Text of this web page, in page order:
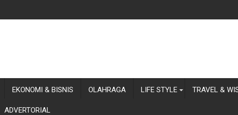
EKONOMI & BISNIS OLAHRAGA LIFE STYLE TRAVEL &
ADVERTORIAL